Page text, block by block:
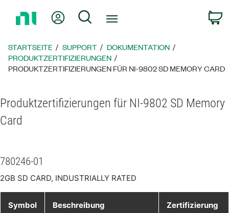
zur
Mein KontoSuche
STARTSEITE SUPPORT
DOKUMENTATION
PRODUKTZERTIFIZIERUNGEN
PRODUKTZERTIFIZIERUNGEN FÜR NI-9802 SD MEMORY CARD
Produktzertifizierungen für NI-9802 SD Memory
Card
780246-01
2GB SD CARD, INDUSTRIALLY RATED
Symbol Beschreibung Zertifizierung